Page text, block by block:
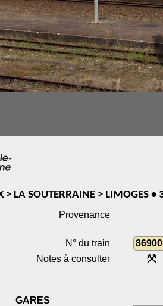
> LA SOUTERRAINE > LIMOGES
Provenance
N° du train
Notes à consulter
GARES